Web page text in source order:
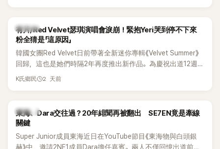
K-POP
有片/Red Velvet瑟琪演唱會淚崩！緊抱Yeri哭到停不下來
粉全猜是「這原因」
韓國女團Red Velvet日前帶著全新迷你專輯《Velvet Summer》
回歸，這也是她們時隔2年再度推出新作品。為慶祝出道12週
年，五位成員也一連舉辦三場粉絲演唱會，與粉絲共同回顧經
K氏鄉民 2 天前
K-POP
東海、Dara交往過？20年緋聞再被翻出 SE7EN竟是牽線
關鍵
Super Junior成員東海近日在YouTube節目《東海物與白頭銀
赫》中，邀請2NE1成員Dara擔任嘉賓。兩人不僅回憶出道前的